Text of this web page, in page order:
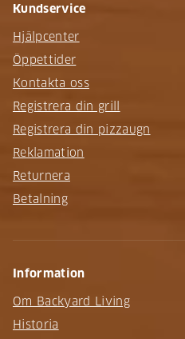
Kundservice
Hjälpcenter
Öppettider
Kontakta oss
Registrera din grill
Registrera din pizzaugn
Reklamation
Returnera
Betalning
Information
Om Backyard Living
Historia